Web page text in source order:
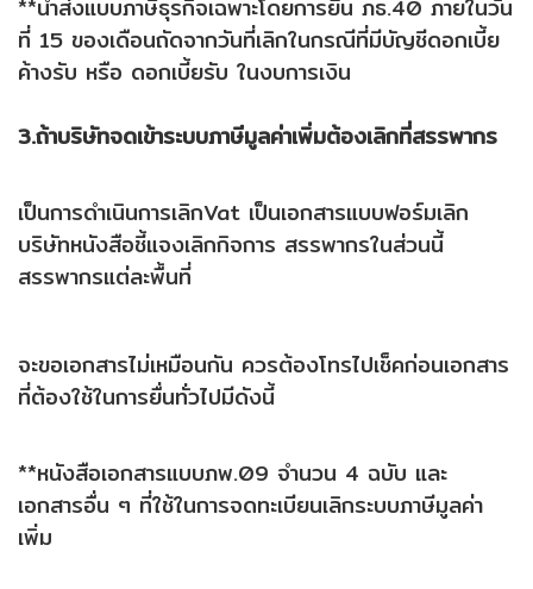
**นำส่งแบบภาษีธุรกิจเฉพาะโดยการยื่น ภธ.40 ภายในวัน
ที่ 15 ของเดือนถัดจากวันที่เลิกในกรณีที่มีบัญชีดอกเบี้ย
ค้างรับ หรือ ดอกเบี้ยรับ ในงบการเงิน
3.ถ้าบริษัทจดเข้าระบบภาษีมูลค่าเพิ่มต้องเลิกที่สรรพากร
เป็นการดำเนินการเลิกVat เป็นเอกสารแบบฟอร์มเลิก
บริษัทหนังสือชี้แจงเลิกกิจการ สรรพากรในส่วนนี้
สรรพากรแต่ละพื้นที่
จะขอเอกสารไม่เหมือนกัน ควรต้องโทรไปเช็คก่อนเอกสาร
ที่ต้องใช้ในการยื่นทั่วไปมีดังนี้
**หนังสือเอกสารแบบภพ.09 จำนวน 4 ฉบับ และ
เอกสารอื่น ๆ ที่ใช้ในการจดทะเบียนเลิกระบบภาษีมูลค่า
เพิ่ม